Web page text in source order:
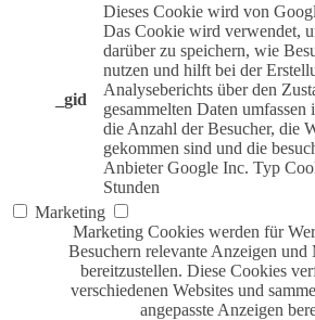
_gid
Dieses Cookie wird von
Das Cookie wird verwendet,
darüber zu speichern, wie
nutzen und hilft bei der
Analyseberichts über den
gesammelten Daten
die Anzahl der Besucher, die
gekommen sind und die
Anbieter Google Inc. Typ
Stunden
Marketing
Marketing Cookies werden für
Besuchern relevante Anzeigen und
bereitzustellen. Diese Cookies
verschiedenen Websites und
angepasste Anzeigen